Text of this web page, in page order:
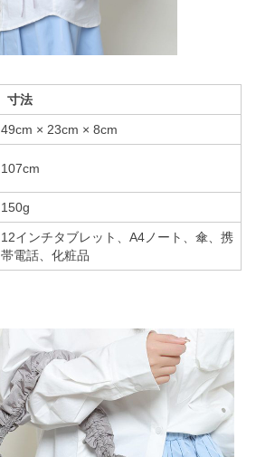
寸法
49cm × 23cm × 8cm
107cm
150g
12インチタブレット、A4ノート、傘、携
帯電話、化粧品